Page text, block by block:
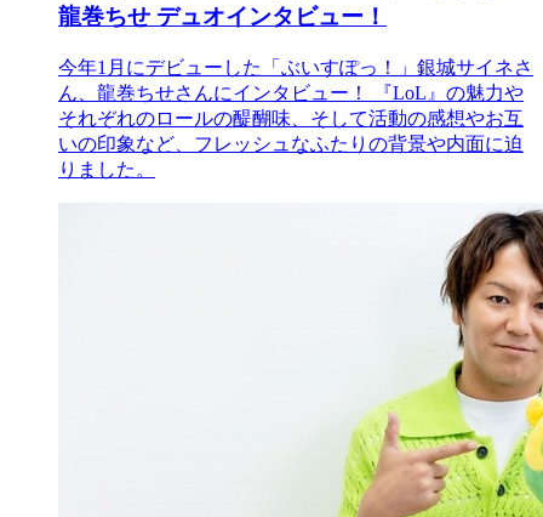
龍巻ちせ デュオインタビュー！
今年1月にデビューした「ぶいすぽっ！」銀城サイネさ
ん、龍巻ちせさんにインタビュー！ 『LoL』の魅力や
それぞれのロールの醍醐味、そして活動の感想やお互
いの印象など、フレッシュなふたりの背景や内面に迫
りました。